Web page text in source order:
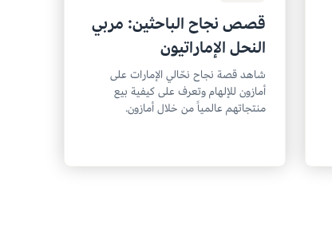
قصص نجاح الباحثين: مربي
النحل الإماراتيون
شاهد قصة نجاح نحّالي الإمارات على
أمازون للإلهام وتعرف على كيفية بيع
منتجاتهم عالمياً من خلال أمازون.